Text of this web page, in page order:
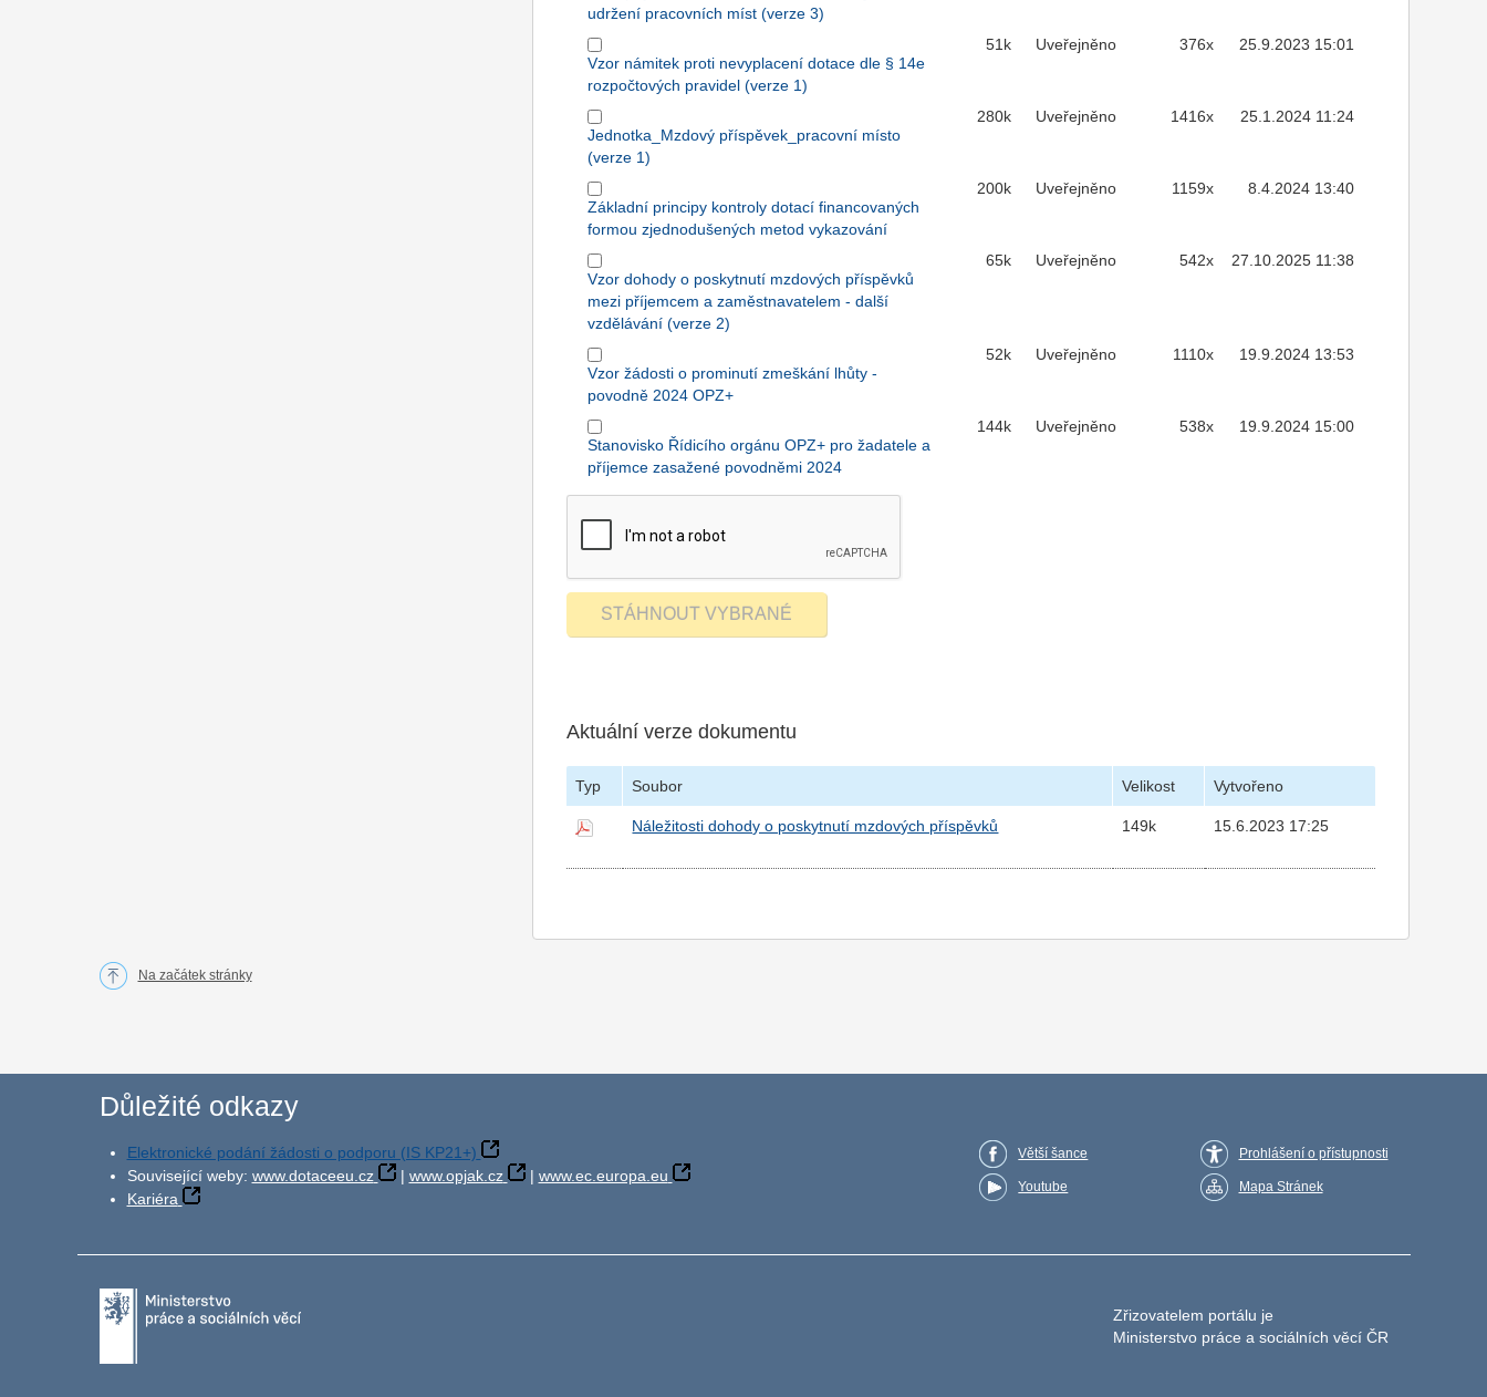
udržení pracovních míst (verze 3)
Vzor námitek proti nevyplacení dotace dle § 14e
rozpočtových pravidel (verze 1)
51k Uveřejněno 376x 25.9.2023 15:01
Jednotka_Mzdový příspěvek_pracovní místo
(verze 1)
280k Uveřejněno 1416x 25.1.2024 11:24
Základní principy kontroly dotací financovaných
formou zjednodušených metod vykazování
200k Uveřejněno 1159x 8.4.2024 13:40
Vzor dohody o poskytnutí mzdových příspěvků
mezi příjemcem a zaměstnavatelem - další
vzdělávání (verze 2)
65k Uveřejněno 542x 27.10.2025 11:38
Vzor žádosti o prominutí zmeškání lhůty -
povodně 2024 OPZ+
52k Uveřejněno 1110x 19.9.2024 13:53
Stanovisko Řídicího orgánu OPZ+ pro žadatele a
příjemce zasažené povodněmi 2024
144k Uveřejněno 538x 19.9.2024 15:00
Aktuální verze dokumentu
Typ Soubor Velikost Vytvořeno
Náležitosti dohody o poskytnutí mzdových příspěvků 149k 15.6.2023 17:25
Na začátek stránky
Důležité odkazy
Elektronické podání žádosti o podporu (IS KP21+)
Související weby: www.dotaceeu.cz | www.opjak.cz | www.ec.europa.eu
Kariéra
Větší šance
Youtube
Prohlášení o přístupnosti
Mapa Stránek
Zřizovatelem portálu je
Ministerstvo práce a sociálních věcí ČR